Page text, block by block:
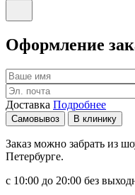
Оформление
Доставка Подробнее
Самовывоз В клинику
Заказ можно забрать из
Петербурге.
с 10:00 до 20:00 без